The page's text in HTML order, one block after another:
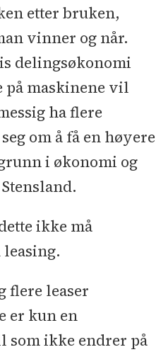
etter bruken,
vinner og når.
delingsøkonomi
på maskinene vil
ha flere
om å få en høyere
i økonomi og
ikke må
flere leaser
er kun en
som ikke endrer på